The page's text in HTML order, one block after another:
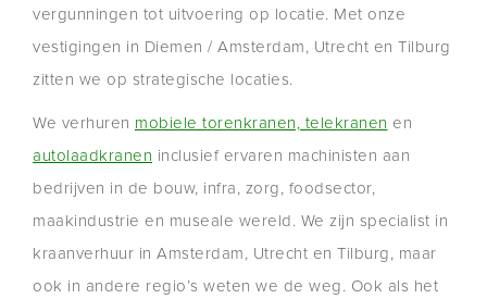
vergunningen tot uitvoering op locatie. Met onze
vestigingen in Diemen / Amsterdam, Utrecht en Tilburg
zitten we op strategische locaties.
We verhuren mobiele torenkranen, telekranen en
autolaadkranen inclusief ervaren machinisten aan
bedrijven in de bouw, infra, zorg, foodsector,
maakindustrie en museale wereld. We zijn specialist in
kraanverhuur in Amsterdam, Utrecht en Tilburg, maar
ook in andere regio’s weten we de weg. Ook als het